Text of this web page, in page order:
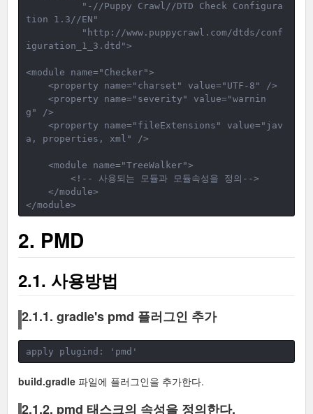
"-//Puppy Crawl//DTD Check Configura
tion 1.3//EN"
" http://www.puppycrawl.com/dtds/conf
iguration_1_3.dtd ">
<module name="Checker">
<property name="charset" value="UTF-8" />
<property name="severity" value="warnin
g" />
<property name="fileExtensions" value="jav
a, properties, xml" />
<module name="TreeWalker">
<!-- 사용되는 모듈과 모듈속성을 정의-->
</module>
</module>
2. PMD
2.1. 사용방법
2.1.1. gradle's pmd 플러그인 추가
apply plugind: 'pmd'
build.gradle 파일에 플러그인을 추가한다.
2.1.2. pmd 태스크의 속성을 정의한다.